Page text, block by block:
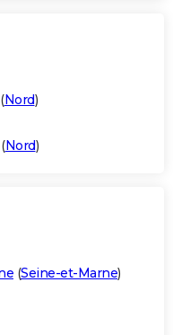
(Nord)
(Nord)
(Seine-et-Marne)